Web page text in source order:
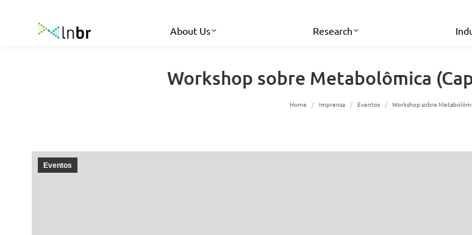
About Us Research
Workshop sobre Metabolômica
You are here:
Home Imprensa Eventos Workshop sobre
Eventos